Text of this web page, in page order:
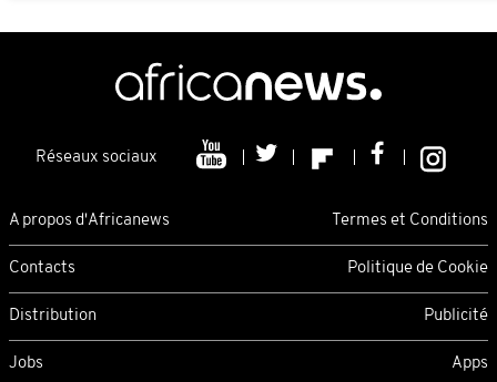
Réseaux sociaux
A propos d'Africanews Termes et Conditions
Contacts Politique de Cookie
Distribution Publicité
Jobs Apps